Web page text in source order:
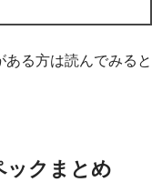
ある方は読んでみると
ックまとめ